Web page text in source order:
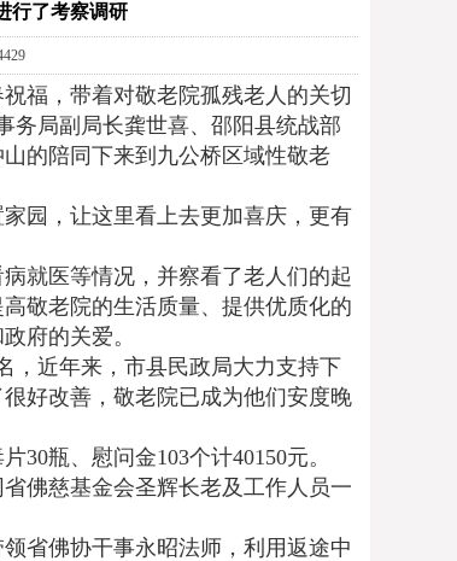
行了考察调研
福，带着对敬老院孤残老人的关切
务局副局长龚世喜、邵阳县统战部
的陪同下来到九公桥区域性敬老
园，让这里看上去更加喜庆，更有
就医等情况，并察看了老人们的起
敬老院的生活质量、提供优质化的
府的关爱。
，近年来，市县民政局大力支持下
好改善，敬老院已成为他们安度晚
30瓶、慰问金103个计40150元。
佛慈基金会圣辉长老及工作人员一
省佛协干事永昭法师，利用返途中